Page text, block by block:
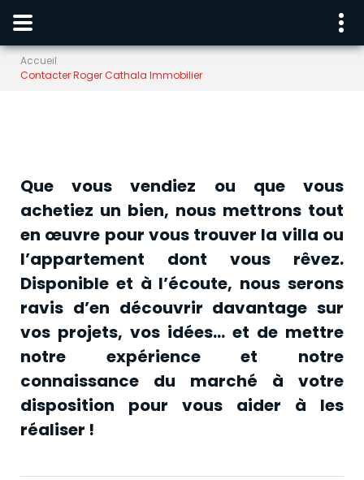
Accueil
Contacter Roger Cathala Immobilier
Que vous vendiez ou que vous
achetiez un bien, nous mettrons tout
en œuvre pour vous trouver la villa ou
l’appartement dont vous rêvez.
Disponible et à l’écoute, nous serons
ravis d’en découvrir davantage sur
vos projets, vos idées… et de mettre
notre expérience et notre
connaissance du marché à votre
disposition pour vous aider à les
réaliser !